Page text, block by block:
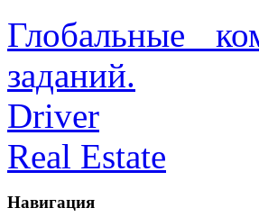
Глобальные
заданий.
Driver
Real Estate
Навигация